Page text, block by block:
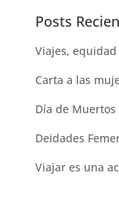
Posts
Viajes,
Carta a las
Día de Muertos
Deidades
Viajar es una